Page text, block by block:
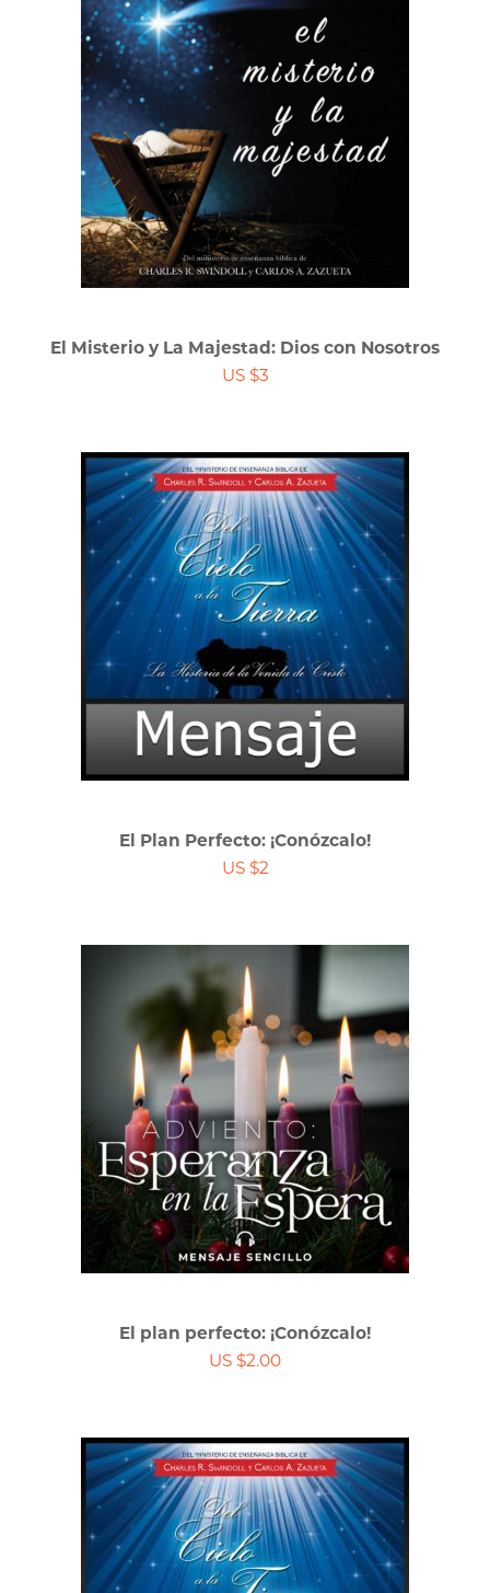
El Misterio y La Majestad: Dios con Nosotros
US $3
El Plan Perfecto: ¡Conózcalo!
US $2
El plan perfecto: ¡Conózcalo!
US $2.00